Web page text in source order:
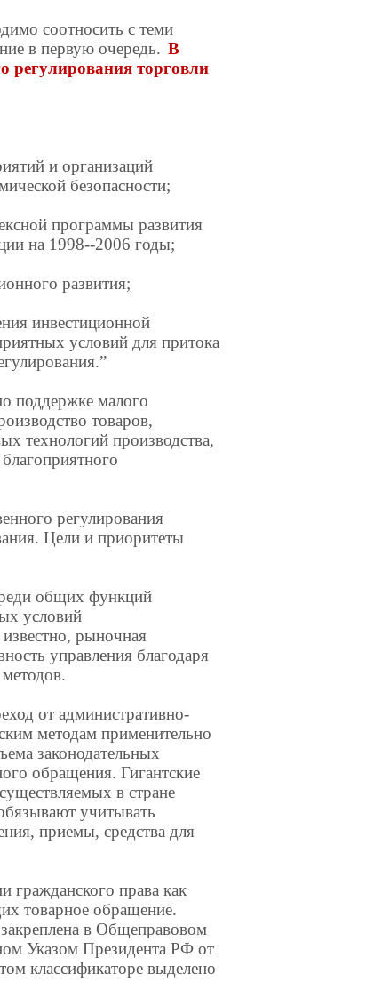
соотносить с теми
в первую очередь. В
регулирования торговли
и организаций
безопасности;
программы развития
на 1998--2006 годы;
развития;
инвестиционной
условий для притока
поддержке малого
товаров,
технологий производства,
регулирования
Цели и приоритеты
общих функций
условий
рыночная
управления благодаря
от административно-
методам применительно
законодательных
обращения. Гигантские
в стране
учитывать
приемы, средства для
гражданского права как
товарное обращение.
закреплена в Общеправовом
Указом Президента РФ от
классификаторе выделено